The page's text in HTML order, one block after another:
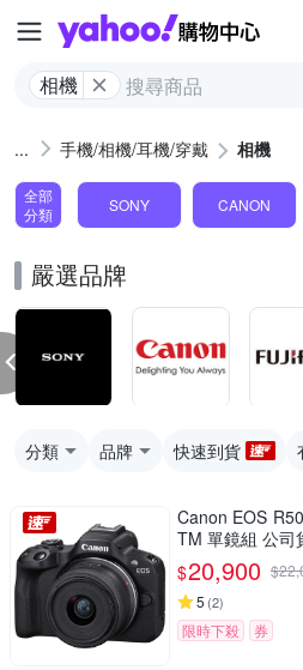
相機
手機/相機/耳機/穿戴 相機
全部
分類
SONY CANON
嚴選品牌
分類 品牌 快速到貨
Canon EOS
TM 單鏡組 公司
$20,900 $
5 (2)
限時下殺 券